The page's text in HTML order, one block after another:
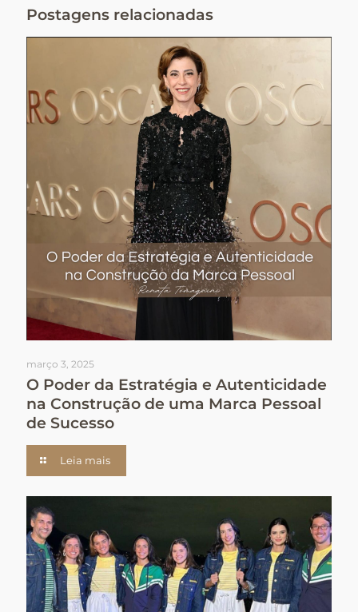
Postagens relacionadas
março 3, 2025
O Poder da Estratégia e Autenticidade
na Construção de uma Marca Pessoal
de Sucesso
Leia mais